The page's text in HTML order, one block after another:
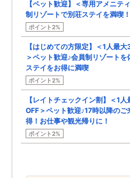
【ペット歓迎】＜専用アメニテ
制リゾートで別荘ステイを満喫！
ポイント2%
【はじめての方限定】＜1人最
＞ペット歓迎♪会員制リゾートを
ステイをお得に満喫
ポイント2%
【レイトチェックイン割】＜1
OFF＞ペット歓迎♪17時以降のご
得！お仕事や観光帰りに！
ポイント2%